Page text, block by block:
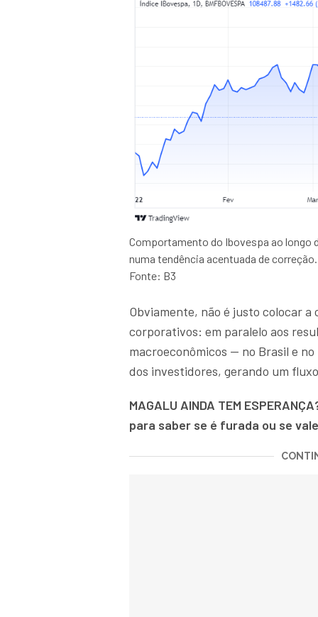
Comportamento do Ibovespa ao longo
numa tendência acentuada de
Fonte: B3
Obviamente, não é justo colocar
corporativos: em paralelo aos
macroeconômicos — no Brasil e
dos investidores, gerando um
MAGALU AINDA TEM
para saber se é furada ou se